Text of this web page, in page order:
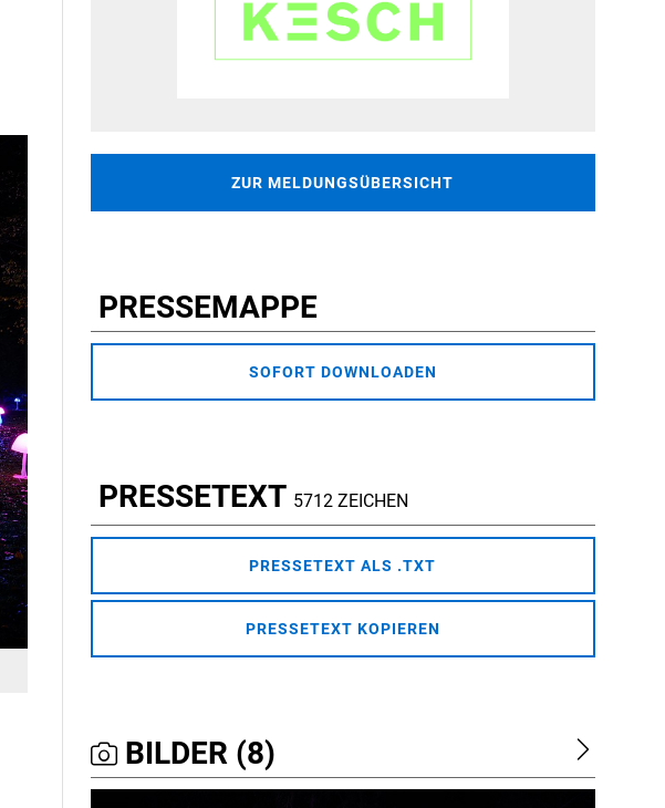
ZUR MELDUNGSÜBERSICHT
PRESSEMAPPE
SOFORT DOWNLOADEN
PRESSETEXT 5712 ZEICHEN
PRESSETEXT ALS .TXT
PRESSETEXT KOPIEREN
BILDER (8)